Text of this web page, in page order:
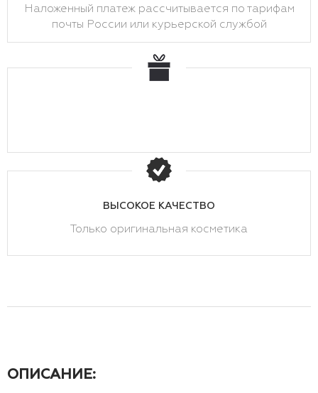
Наложенный платеж рассчитывается по тарифам
почты России или курьерской службой
ВЫСОКОЕ КАЧЕСТВО
Только оригинальная косметика
ОПИСАНИЕ: